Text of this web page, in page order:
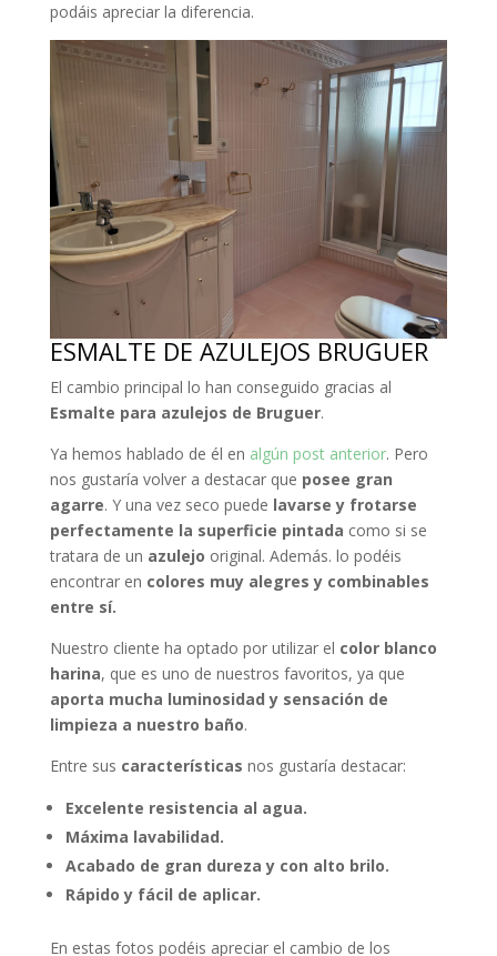
podáis apreciar la diferencia.
ESMALTE DE AZULEJOS BRUGUER
El cambio principal lo han conseguido gracias al
Esmalte para azulejos de Bruguer.
Ya hemos hablado de él en algún post anterior. Pero
nos gustaría volver a destacar que posee gran
agarre. Y una vez seco puede lavarse y frotarse
perfectamente la superficie pintada como si se
tratara de un azulejo original. Además. lo podéis
encontrar en colores muy alegres y combinables
entre sí.
Nuestro cliente ha optado por utilizar el color blanco
harina, que es uno de nuestros favoritos, ya que
aporta mucha luminosidad y sensación de
limpieza a nuestro baño.
Entre sus características nos gustaría destacar:
Excelente resistencia al agua.
Máxima lavabilidad.
Acabado de gran dureza y con alto brilo.
Rápido y fácil de aplicar.
En estas fotos podéis apreciar el cambio de los